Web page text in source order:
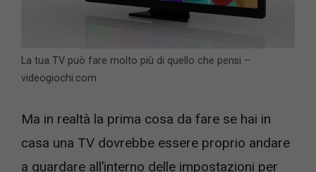
La tua TV può fare molto più di quello che pensi –
videogiochi.com
Ma in realtà la prima cosa da fare se hai in
casa una TV dovrebbe essere proprio andare
a guardare all’interno delle impostazioni per